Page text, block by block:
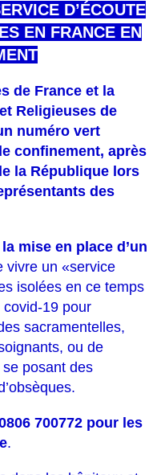
D’ÉCOUTE
EN FRANCE EN
de France et la
Religieuses de
numéro vert
confinement, après
la République lors
des
la mise en place d’un
vivre un «service
isolées en ce temps
-19 pour
sacramentelles,
ou de
posant des
700772 pour les
.